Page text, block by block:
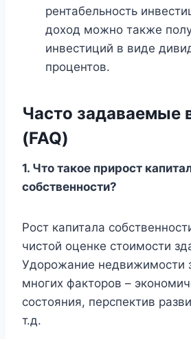
рентабельность
доход можно также
инвестиций в виде
процентов.
Часто задаваемые
(FAQ)
1. Что такое прирост
собственности?
Рост капитала
чистой оценке стоимости
Удорожание недвижимости
многих факторов –
состояния, перспектив
т.д.